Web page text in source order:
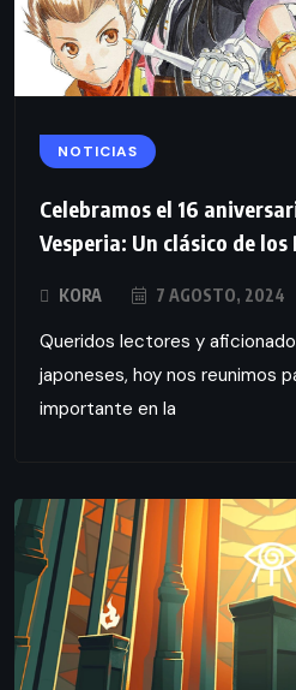
NOTICIAS
Celebramos el 16
Vesperia: Un clásico de los
KORA 7 AGOSTO, 2024
Queridos lectores y
japoneses, hoy nos reunimos
importante en la